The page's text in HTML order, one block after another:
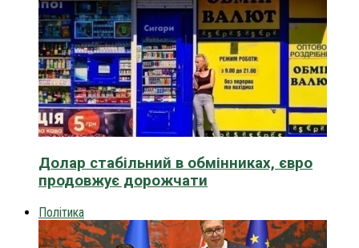
Долар стабільний в обмінниках, євро
продовжує дорожчати
Політика